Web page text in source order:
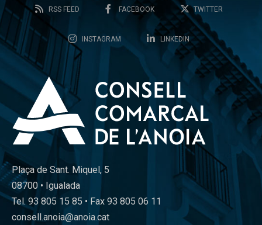
RSS FEED FACEBOOK TWITTER
INSTAGRAM LINKEDIN
Plaça de Sant. Miquel, 5
08700 • Igualada
Tel. 93 805 15 85 • Fax 93 805 06 11
consell.anoia@anoia.cat